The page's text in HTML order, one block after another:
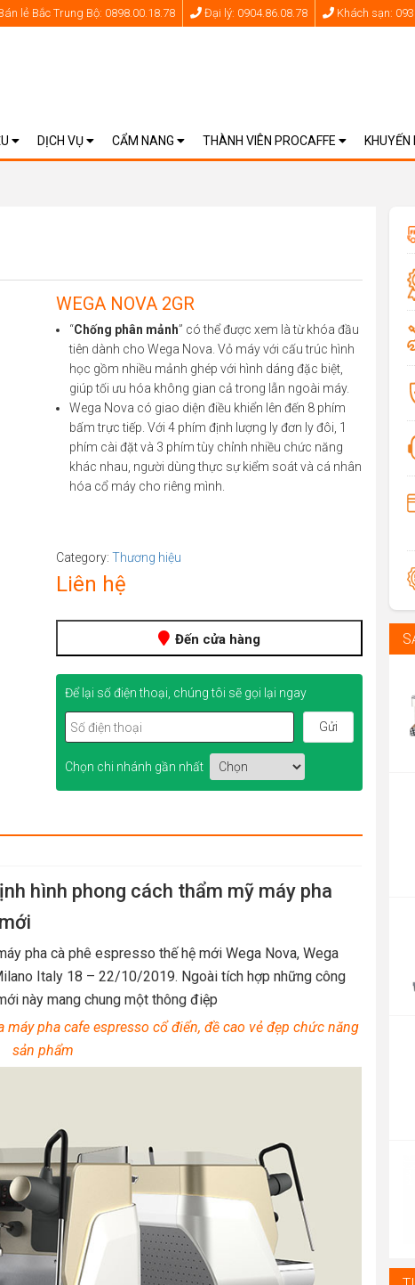
lẻ Bắc Trung Bộ: 0898.00.18.78 Đại lý: 0904.86.08.78 Khách sạn:
DỊCH VỤ CẨM NANG THÀNH VIÊN PROCAFFE KHUYẾN
WEGA NOVA 2GR
“Chống phân mảnh” có thể được xem là từ khóa đầu
tiên dành cho Wega Nova. Vỏ máy với cấu trúc hình
học gồm nhiều mảnh ghép với hình dáng đặc biệt,
giúp tối ưu hóa không gian cả trong lẫn ngoài máy.
Wega Nova có giao diện điều khiển lên đến 8 phím
bấm trực tiếp. Với 4 phím định lượng ly đơn ly đôi, 1
phím cài đặt và 3 phím tùy chỉnh nhiều chức năng
khác nhau, người dùng thực sự kiểm soát và cá nhân
hóa cổ máy cho riêng mình.
Category: Thương hiệu
Liên hệ
Đến cửa hàng
Để lại số điện thoại, chúng tôi sẽ gọi lại ngay
Chọn chi nhánh gần nhất
hình phong cách thẩm mỹ máy pha
pha cà phê espresso thế hệ mới Wega Nova, Wega
Italy 18 – 22/10/2019. Ngoài tích hợp những công
này mang chung một thông điệp
pha cafe espresso cổ điển, đề cao vẻ đẹp chức năng
sản phẩm